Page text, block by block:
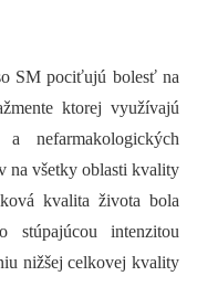
SM pociťujú bolesť na
ktorej využívajú
nefarmakologických
na všetky oblasti kvality
kvalita života bola
stúpajúcou intenzitou
nižšej celkovej kvality